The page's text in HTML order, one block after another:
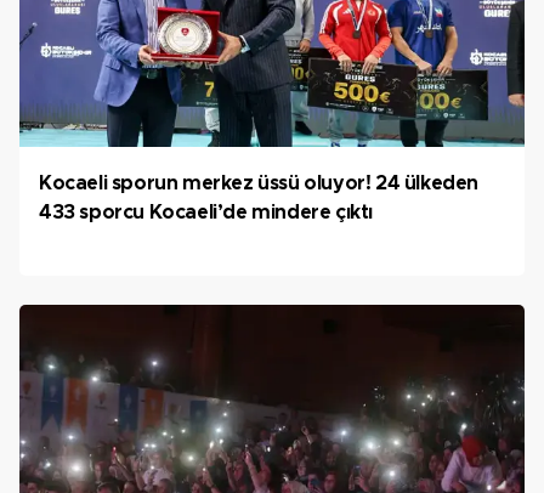
Kocaeli sporun merkez üssü oluyor! 24 ülkeden
433 sporcu Kocaeli’de mindere çıktı